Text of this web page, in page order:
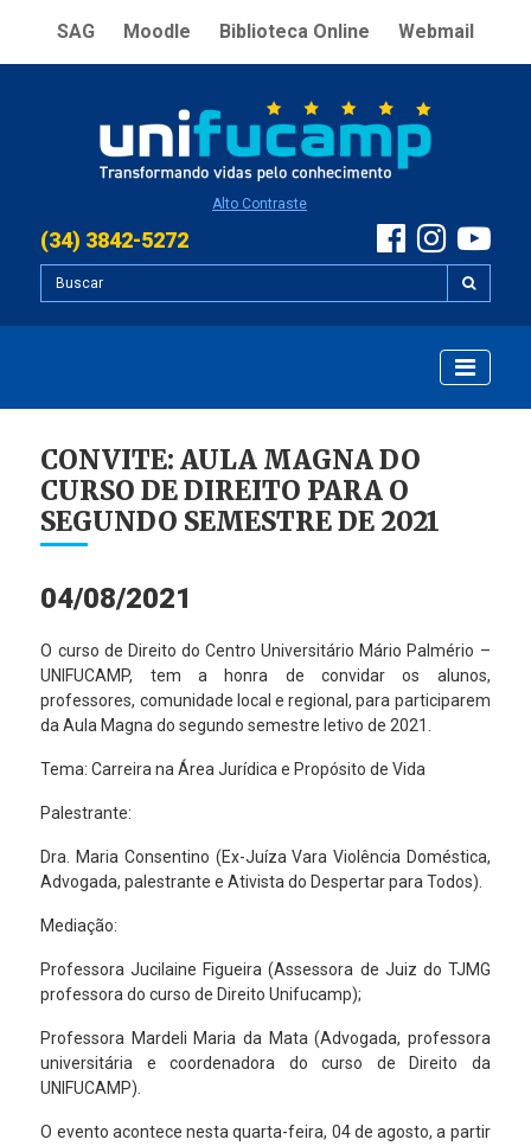
SAG Moodle Biblioteca Online Webmail
Alto Contraste
(34) 3842-5272
CONVITE: AULA MAGNA DO
CURSO DE DIREITO PARA O
SEGUNDO SEMESTRE DE 2021
04/08/2021
O curso de Direito do Centro Universitário Mário Palmério –
UNIFUCAMP, tem a honra de convidar os alunos,
professores, comunidade local e regional, para participarem
da Aula Magna do segundo semestre letivo de 2021.
Tema: Carreira na Área Jurídica e Propósito de Vida
Palestrante:
Dra. Maria Consentino (Ex-Juíza Vara Violência Doméstica,
Advogada, palestrante e Ativista do Despertar para Todos).
Mediação:
Professora Jucilaine Figueira (Assessora de Juiz do TJMG
professora do curso de Direito Unifucamp);
Professora Mardeli Maria da Mata (Advogada, professora
universitária e coordenadora do curso de Direito da
UNIFUCAMP).
O evento acontece nesta quarta-feira, 04 de agosto, a partir